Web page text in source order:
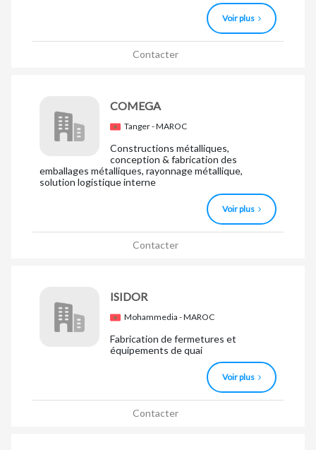
Voir plus
Contacter
COMEGA
Tanger - MAROC
Constructions métalliques,
conception & fabrication des
emballages métalliques, rayonnage métallique,
solution logistique interne
Voir plus
Contacter
ISIDOR
Mohammedia - MAROC
Fabrication de fermetures et
équipements de quai
Voir plus
Contacter